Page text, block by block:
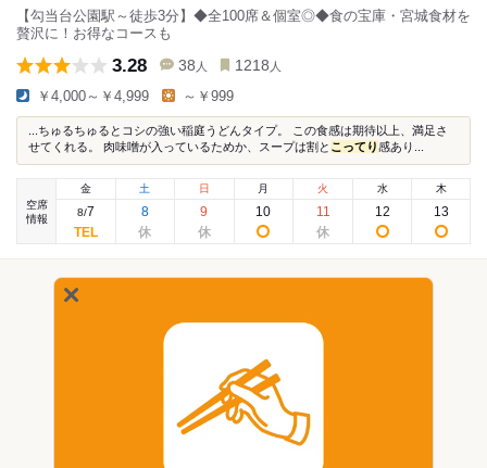
【勾当台公園駅～徒歩3分】◆全100席＆個室◎◆食の宝庫・宮城食材を
贅沢に！お得なコースも
3.28 38 人 1218 人
￥4,000～￥4,999 ～￥999
...ちゅるちゅるとコシの強い稲庭うどんタイプ。 この食感は期待以上、満足さ
せてくれる。 肉味噌が入っているためか、スープは割と こってり感あり...
空席
情報
金
8/7
土
8
日
9
月
10
火
11
水
12
木
13